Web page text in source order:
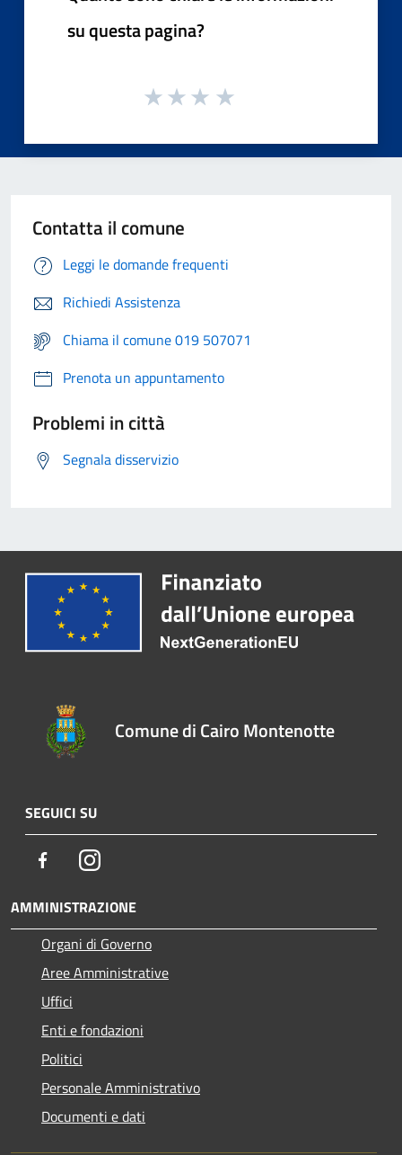
su questa pagina?
Contatta il comune
Leggi le domande frequenti
Richiedi Assistenza
Chiama il comune 019 507071
Prenota un appuntamento
Problemi in città
Segnala disservizio
Comune di Cairo Montenotte
SEGUICI SU
FacebookInstagram
AMMINISTRAZIONE
Organi di Governo
Aree Amministrative
Uffici
Enti e fondazioni
Politici
Personale Amministrativo
Documenti e dati